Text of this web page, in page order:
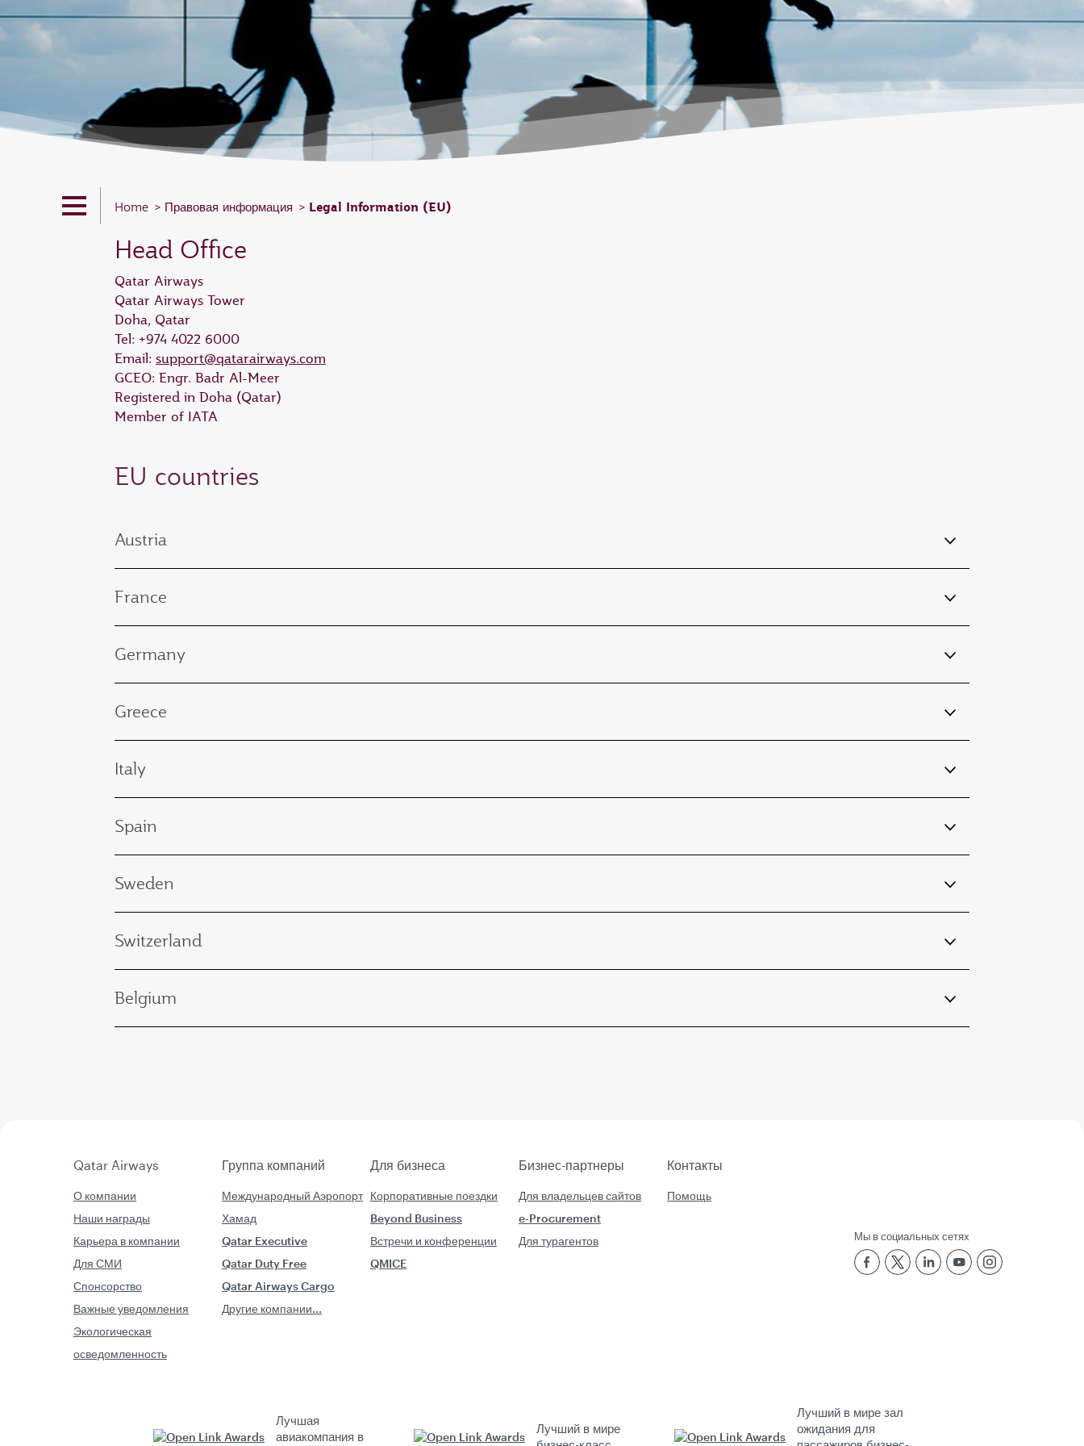
Home Правовая информация Legal Information (EU)
Head Office
Qatar Airways
Qatar Airways Tower
Doha, Qatar
Tel: +974 4022 6000
Email: support@qatarairways.com
GCEO: Engr. Badr Al-Meer
Registered in Doha (Qatar)
Member of IATA
EU countries
Austria
France
Germany
Greece
Italy
Spain
Sweden
Switzerland
Belgium
Qatar Airways Группа компаний Для бизнеса Бизнес-партнеры Контакты
О компании
Наши награды
Карьера в компании
Для СМИ
Спонсорство
Важные уведомления
Экологическая
осведомленность
Международный Аэропорт
Хамад
Qatar Executive
Qatar Duty Free
Qatar Airways Cargo
Другие компании...
Корпоративные поездки
Beyond Business
Встречи и конференции
QMICE
Для владельцев сайтов
e-Procurement
Для турагентов
Помощь
Мы в социальных сетях
Лучшая
авиакомпания в
Лучший в мире
Лучший в мире зал
ожидания для